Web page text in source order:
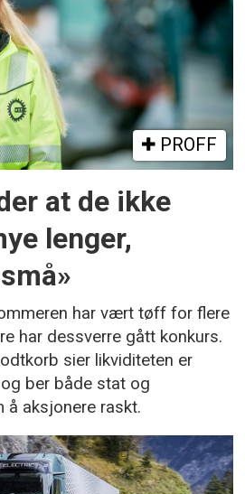
PROFF
at de ikke
lenger,
har vært tøff for flere
har dessverre gått konkurs.
sier likviditeten er
ber både stat og
å aksjonere raskt.